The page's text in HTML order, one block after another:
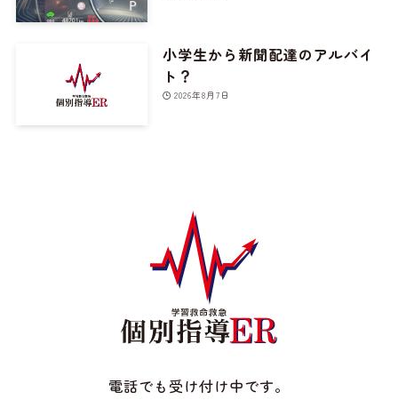
小学生から新聞配達のアルバイ
ト？
2026年8月7日
電話でも受け付け中です。